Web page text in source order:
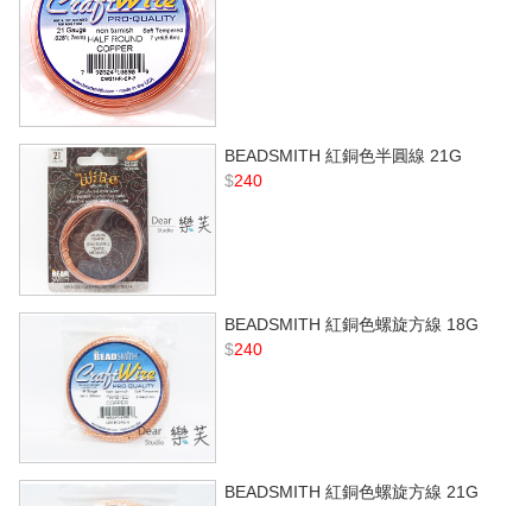
BEADSMITH 紅銅色半圓線 21G
$240
BEADSMITH 紅銅色螺旋方線 18G
$240
BEADSMITH 紅銅色螺旋方線 21G